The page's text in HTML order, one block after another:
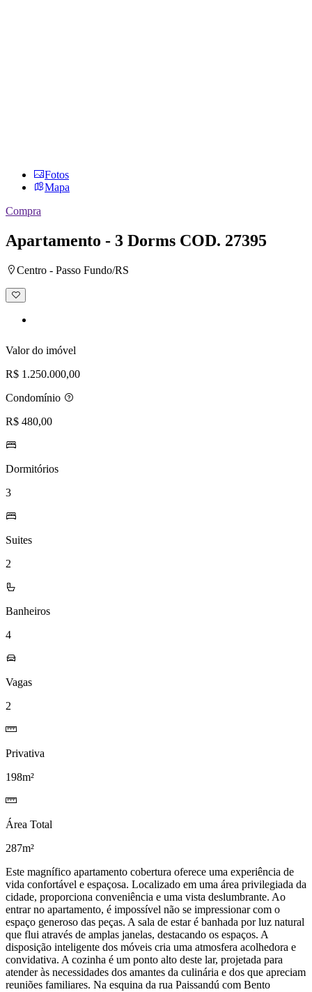
Fotos
Mapa
Compra
Apartamento - 3 Dorms COD. 27395
Centro - Passo Fundo/RS
Adicionar
à
Valor do imóvel
R$ 1.250.000,00
Condomínio
R$ 480,00
Dormitórios
3
Suites
2
Banheiros
4
Vagas
2
Privativa
198m²
Área Total
287m²
Este magnífico apartamento cobertura oferece uma experiência de
vida confortável e espaçosa. Localizado em uma área privilegiada da
cidade, proporciona conveniência e uma vista deslumbrante. Ao
entrar no apartamento, é impossível não se impressionar com o
espaço generoso das peças. A sala de estar é banhada por luz natural
que flui através de amplas janelas, destacando os espaços. A
disposição inteligente dos móveis cria uma atmosfera acolhedora e
convidativa. A cozinha é um ponto alto deste lar, projetada para
atender às necessidades dos amantes da culinária e dos que apreciam
reuniões familiares. Na esquina da rua Paissandú com Bento